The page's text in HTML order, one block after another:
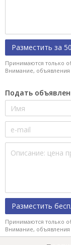
Разместить за
Принимаются только
Внимание,
Подать
Разместить
Принимаются только
Внимание,